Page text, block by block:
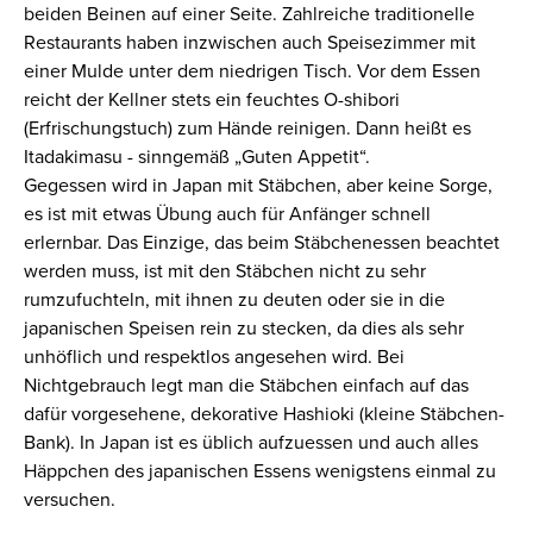
beiden Beinen auf einer Seite. Zahlreiche traditionelle
Restaurants haben inzwischen auch Speisezimmer mit
einer Mulde unter dem niedrigen Tisch. Vor dem Essen
reicht der Kellner stets ein feuchtes O-shibori
(Erfrischungstuch) zum Hände reinigen. Dann heißt es
Itadakimasu - sinngemäß „Guten Appetit“.
Gegessen wird in Japan mit Stäbchen, aber keine Sorge,
es ist mit etwas Übung auch für Anfänger schnell
erlernbar. Das Einzige, das beim Stäbchenessen beachtet
werden muss, ist mit den Stäbchen nicht zu sehr
rumzufuchteln, mit ihnen zu deuten oder sie in die
japanischen Speisen rein zu stecken, da dies als sehr
unhöflich und respektlos angesehen wird. Bei
Nichtgebrauch legt man die Stäbchen einfach auf das
dafür vorgesehene, dekorative Hashioki (kleine Stäbchen-
Bank). In Japan ist es üblich aufzuessen und auch alles
Häppchen des japanischen Essens wenigstens einmal zu
versuchen.